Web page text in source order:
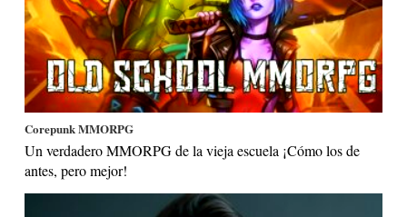
Corepunk MMORPG
Un verdadero MMORPG de la vieja escuela ¡Cómo los de
antes, pero mejor!